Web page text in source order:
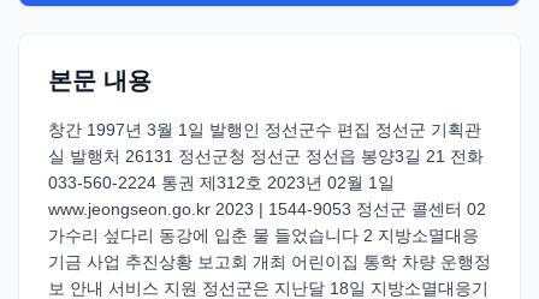
본문 내용
창간 1997년 3월 1일 발행인 정선군수 편집 정선군 기획관
실 발행처 26131 정선군청 정선군 정선읍 봉양3길 21 전화
033-560-2224 통권 제312호 2023년 02월 1일
www.jeongseon.go.kr 2023 | 1544-9053 정선군 콜센터 02
가수리 섶다리 동강에 입춘 물 들었습니다 2 지방소멸대응
기금 사업 추진상황 보고회 개최 어린이집 통학 차량 운행정
보 안내 서비스 지원 정선군은 지난달 18일 지방소멸대응기